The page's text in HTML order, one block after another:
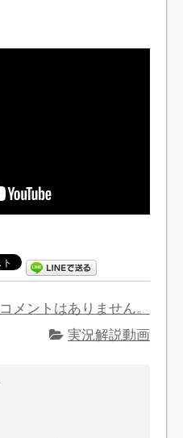
コメントはありません。
実況解説動画